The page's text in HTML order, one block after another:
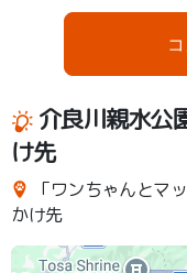
介良川親水公
け先
「ワンちゃんとマ
かけ先